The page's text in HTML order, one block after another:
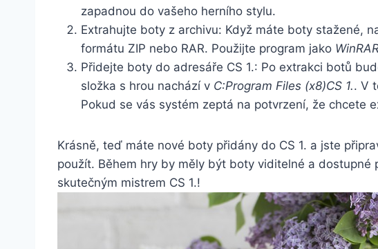
zapadnou do vašeho herního stylu.
Extrahujte boty z archivu: Když máte boty ⁢stažené,
formátu ‌ZIP nebo RAR. Použijte program jako
Přidejte boty do adresáře CS 1.: Po extrakci botů
složka s hrou nachází v C:Program Files⁣ (x8)CS 1.. V
Pokud se ‌vás systém zeptá na potvrzení, že ​chcete
Krásně, teď máte ​nové boty přidány⁤ do CS 1. a jste
použít.⁤ Během hry by měly být boty viditelné a
skutečným mistrem CS 1.!